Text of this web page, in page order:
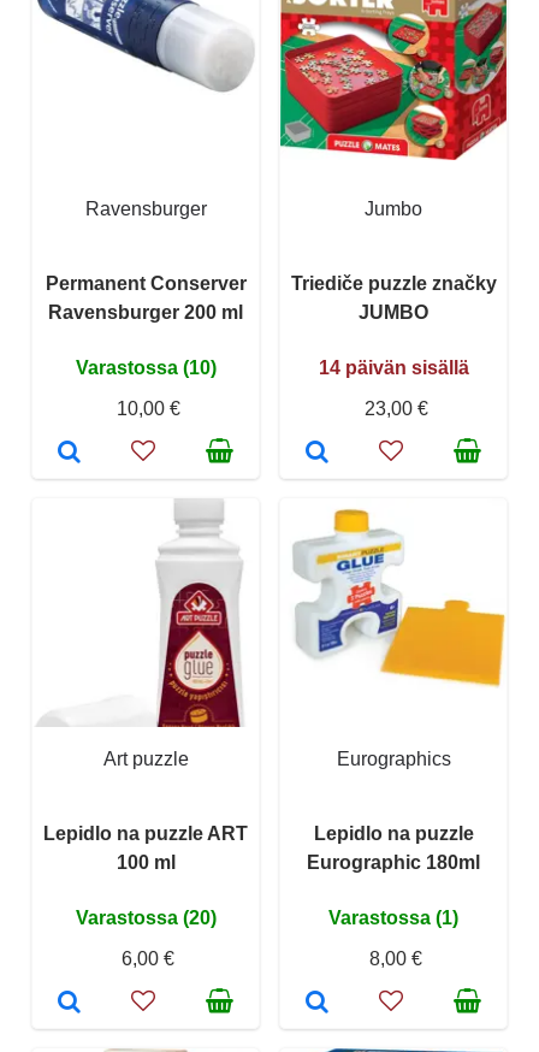
Ravensburger
Permanent Conserver
Ravensburger 200 ml
Varastossa (10)
10,00 €
Jumbo
Triediče puzzle značky
JUMBO
14 päivän sisällä
23,00 €
Art puzzle
Lepidlo na puzzle ART
100 ml
Varastossa (20)
6,00 €
Eurographics
Lepidlo na puzzle
Eurographic 180ml
Varastossa (1)
8,00 €